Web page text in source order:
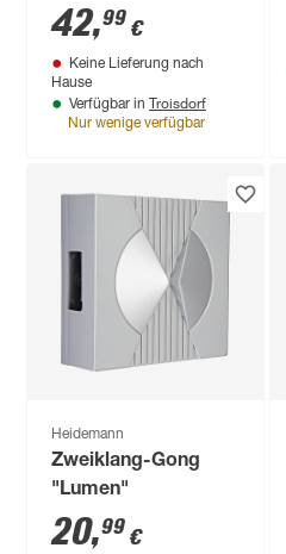
Edelstahl
42,99 €
Keine Lieferung nach
Hause
Verfügbar in Troisdorf
Nur wenige verfügbar
Heidemann
Zweiklang-Gong
"Lumen"
20,99 €